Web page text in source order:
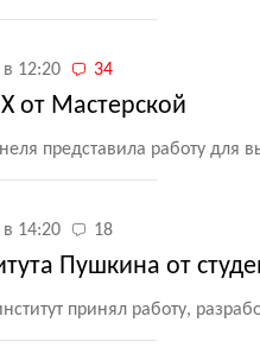
12:20 34
от Мастерской
представила работу для
14:20 18
Пушкина от
принял работу,